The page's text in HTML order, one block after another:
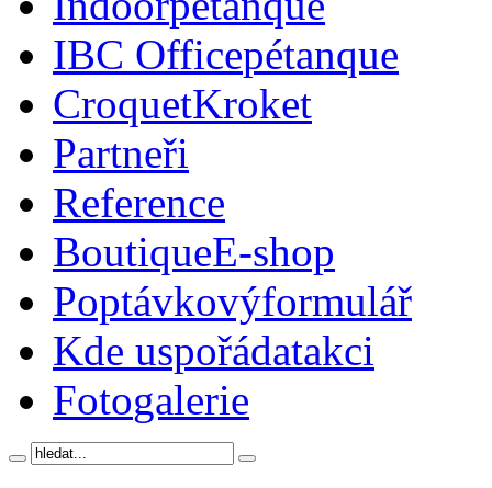
IBC Officepétanque
CroquetKroket
Partneři
Reference
BoutiqueE-shop
Poptávkovýformulář
Kde uspořádatakci
Fotogalerie